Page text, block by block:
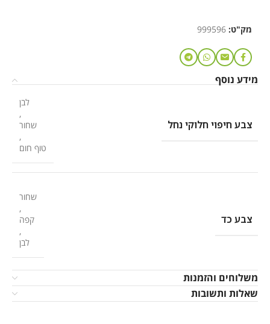
מק"ט: 999596
מידע נוסף
צבע חיפוי חלוקי נחל
לבן
,
שחור
,
טוף חום
צבע כד
שחור
,
קפה
,
לבן
משלוחים והזמנות
שאלות ותשובות